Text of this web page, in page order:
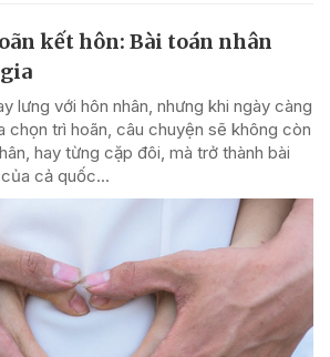
kết hôn: Bài toán nhân
lưng với hôn nhân, nhưng khi ngày càng
chọn trì hoãn, câu chuyện sẽ không còn
hay từng cặp đôi, mà trở thành bài
cả quốc...